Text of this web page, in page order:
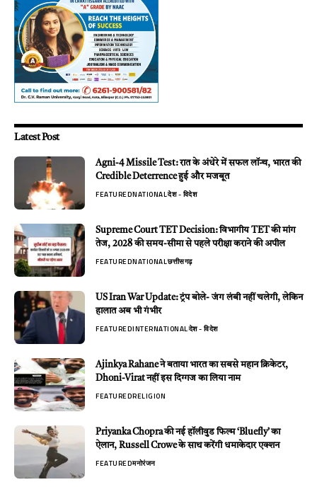
Latest Post
Agni-4 Missile Test: रात के अंधेरे में सफल लॉन्च, भारत की
Credible Deterrence हुई और मजबूत
FEATUREDNATIONALदेश - विदेश
Supreme Court TET Decision: विभागीय TET की मांग
तेज, 2028 की समय-सीमा से पहले परीक्षा कराने की अपील
FEATUREDNATIONALछत्तीसगढ़
US Iran War Update: ट्रंप बोले- जंग लंबी नहीं चलेगी, लेकिन
हालात अब भी गंभीर
FEATUREDINTERNATIONALदेश - विदेश
Ajinkya Rahane ने बताया भारत का सबसे महान क्रिकेटर,
Dhoni-Virat नहीं इस दिग्गज का लिया नाम
FEATUREDRELIGION
Priyanka Chopra की नई हॉलीवुड फिल्म ‘Bluefly’ का
ऐलान, Russell Crowe के साथ करेंगी धमाकेदार एक्शन
FEATUREDमनोरंजन